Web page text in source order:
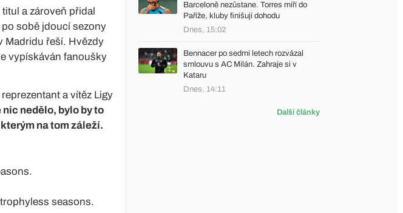
a zároveň přidal
sobě jdoucí sezony
Madridu řeší. Hvězdy
vypískáván fanoušky
a vítěz Ligy
nedělo, bylo by to
na tom záleží.
seasons.
Barceloně nezůstane. Torres míří do
Paříže, kluby finišují dohodu
Dnes, 15:02
Bennacer po sedmi letech rozvázal
smlouvu s AC Milán. Zahraje si v
Kataru
Dnes, 14:11
Další články